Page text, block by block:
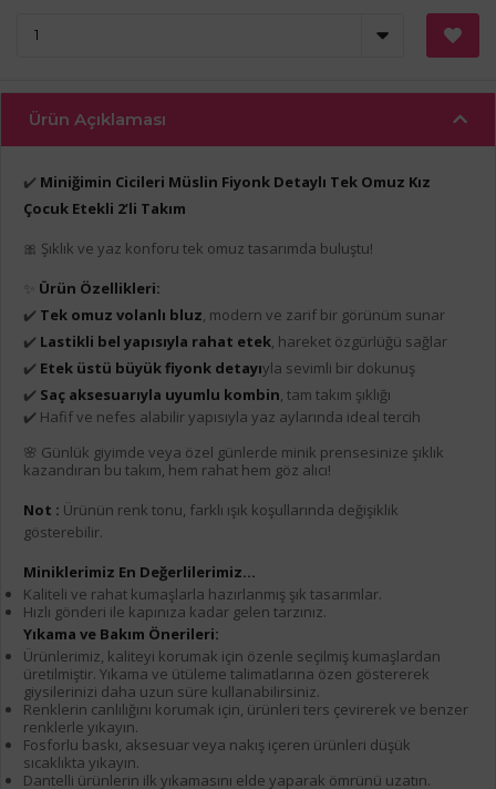
Ürün Açıklaması
✔️ Miniğimin Cicileri Müslin Fiyonk Detaylı Tek Omuz Kız
Çocuk Etekli 2’li Takım
🎀 Şıklık ve yaz konforu tek omuz tasarımda buluştu!
Ürün Özellikleri:
✔️ Tek omuz volanlı bluz , modern ve zarif bir görünüm sunar
✔️ Lastikli bel yapısıyla rahat etek , hareket özgürlüğü sağlar
✔️ Etek üstü büyük fiyonk detayıyla sevimli bir dokunuş
✔️ Saç aksesuarıyla uyumlu kombin , tam takım şıklığı
✔️ Hafif ve nefes alabilir yapısıyla yaz aylarında ideal tercih
🌸 Günlük giyimde veya özel günlerde minik prensesinize şıklık
kazandıran bu takım, hem rahat hem göz alıcı!
Not : Ürünün renk tonu, farklı ışık koşullarında değişiklik
gösterebilir.
Miniklerimiz En Değerlilerimiz...
Kaliteli ve rahat kumaşlarla hazırlanmış şık tasarımlar.
Hızlı gönderi ile kapınıza kadar gelen tarzınız.
Yıkama ve Bakım Önerileri:
Ürünlerimiz, kaliteyi korumak için özenle seçilmiş kumaşlardan
üretilmiştir. Yıkama ve ütüleme talimatlarına özen göstererek
giysilerinizi daha uzun süre kullanabilirsiniz.
Renklerin canlılığını korumak için, ürünleri ters çevirerek ve benzer
renklerle yıkayın.
Fosforlu baskı, aksesuar veya nakış içeren ürünleri düşük
sıcaklıkta yıkayın.
Dantelli ürünlerin ilk yıkamasını elde yaparak ömrünü uzatın.